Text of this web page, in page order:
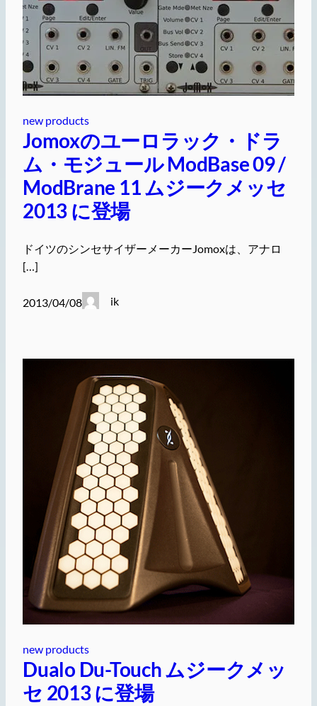
new products
Jomoxのユーロラック・ドラ
ム・モジュール ModBase 09 /
ModBrane 11 ムジークメッセ
2013 に登場
ドイツのシンセサイザーメーカーJomoxは、アナロ
[…]
2013/04/08 ik
new products
Dualo Du-Touch ムジークメッ
セ 2013 に登場